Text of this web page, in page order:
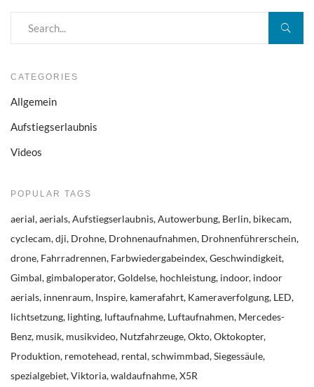
CATEGORIES
Allgemein
Aufstiegserlaubnis
Videos
POPULAR TAGS
aerial aerials Aufstiegserlaubnis Autowerbung Berlin bikecam
cyclecam dji Drohne Drohnenaufnahmen Drohnenführerschein
drone Fahrradrennen Farbwiedergabeindex Geschwindigkeit
Gimbal gimbaloperator Goldelse hochleistung indoor indoor
aerials innenraum Inspire kamerafahrt Kameraverfolgung LED
lichtsetzung lighting luftaufnahme Luftaufnahmen Mercedes-
Benz musik musikvideo Nutzfahrzeuge Okto Oktokopter
Produktion remotehead rental schwimmbad Siegessäule
spezialgebiet Viktoria waldaufnahme X5R